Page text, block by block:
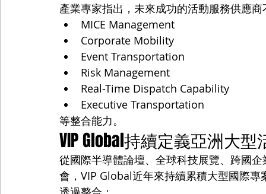
產業專家指出，未來成功的活動服務供應
MICE Management
Corporate Mobility
Event Transportation
Risk Management
Real-Time Dispatch Capability
Executive Transportation
等整合能力。
VIP Global持續定義亞洲大
從國際半導體論壇、全球科技展覽、跨國
會，VIP Global近年來持續累積大型國際專